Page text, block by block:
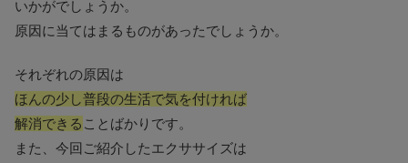
いかがでしょうか。
原因に当てはまるものがあったでしょうか。
それぞれの原因は
ほんの少し普段の生活で気を付ければ
解消できる ことばかりです。
また、今回ご紹介したエクササイズは